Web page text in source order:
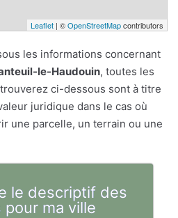
Leaflet | ©OpenStreetMapcontributors
les informations concernant
le-Haudouin, toutes les
ci-dessous sont à titre
juridique dans le cas où
une parcelle, un terrain ou une
le descriptif des
pour ma ville